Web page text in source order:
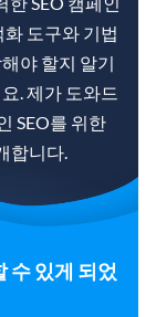
도구와 기법
야 할지 알기
. 제가 도와드
SEO를 위한
합니다.
수 있게 되었